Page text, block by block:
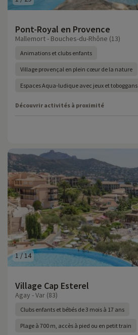
Pont-Royal en Provence
Mallemort - Bouches-du-Rhône (13)
Animations et clubs enfants
Village provençal en plein cœur de la nature
Espaces Aqua-ludique avec jeux et toboggans
Découvrir activités à proximité
1 /14
Village Cap Esterel
Agay - Var (83)
Clubs enfants et bébés de 3 mois à 17 ans
Plage à 700 m, accès à pied ou en petit train